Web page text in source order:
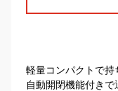
軽量コンパクトで持
自動開閉機能付き